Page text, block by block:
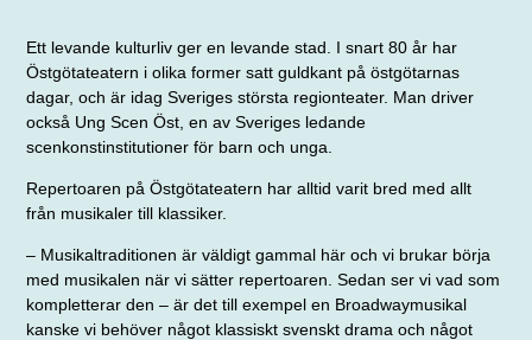
Ett levande kulturliv ger en levande stad. I snart 80 år har
Östgötateatern i olika former satt guldkant på östgötarnas
dagar, och är idag Sveriges största regionteater. Man driver
också Ung Scen Öst, en av Sveriges ledande
scenkonstinstitutioner för barn och unga.
Repertoaren på Östgötateatern har alltid varit bred med allt
från musikaler till klassiker.
– Musikaltraditionen är väldigt gammal här och vi brukar börja
med musikalen när vi sätter repertoaren. Sedan ser vi vad som
kompletterar den – är det till exempel en Broad­­waymusikal
kanske vi behöver något klassiskt svenskt drama och något